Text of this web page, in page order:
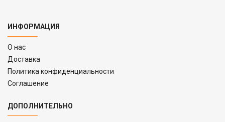
ИНФОРМАЦИЯ
O нас
Доставка
Политика конфиденциальности
Соглашение
ДОПОЛНИТЕЛЬНО